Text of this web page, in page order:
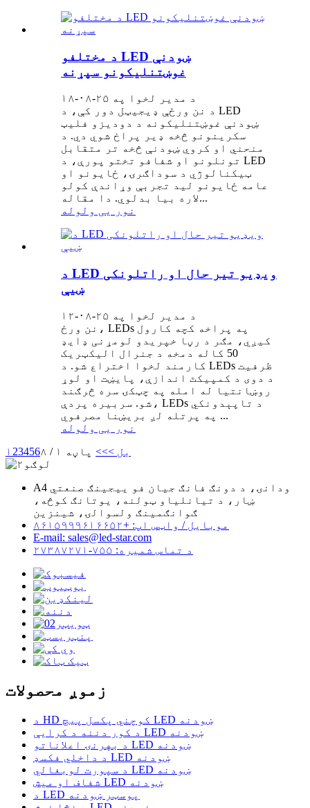
د مختلفو LED ښودنې
غوښتنلیکونو سپړنه
د مدیر لخوا په ۲۵-۰۸-۱۸
د نن ورځې ډیجیټل دور کې، د LED
ښودنې غوښتنلیکونه د دودیزو فلیټ
سکرینونو څخه ډیر پراخ شوي دي. د
منحني او کروي ښودنې څخه تر متقابل
تونلونو او شفافو تختو پورې، د LED
ټیکنالوژي د سوداګرۍ، ځایونو او
عامه ځایونو لید تجربې وړاندې کولو
لاره بیا بدلوي. دا مقاله...
نور یی ولوله
د LED ویډیو تیر حال او راتلونکی
ښیې
د مدیر لخوا په ۲۵-۰۸-۱۲
نن ورځ، LEDs په پراخه کچه کارول
کیږي، مګر د رڼا خپریدو لومړنی ډایډ
50 کاله دمخه د جنرال الیکټریک
کارمند لخوا اختراع شو. د LEDs ظرفیت
د دوی د کمپیکٹ اندازې، پایښت او لوړ
روښانتیا له امله په چټکۍ سره څرګند
شو. سربیره پردې، LEDs د تاپېدونکي
په پرتله لږ بریښنا مصرفوي ...
نور یی ولوله
۱ 23456 بل >>> پاڼه ۱ / ۸
A4 ودانۍ، د دونګ فانګ جیان فو ییجینګ صنعتي
ښار، د تیانلیاو ټولنه، یوتانګ کوڅه،
ګوانګمینګ ولسوالۍ، شینزین
موبایل / واټس اپ: +۸۶۱۵۹۹۹۶۱۶۶۵۲
E-mail: sales@led-star.com
د تماس شمیره: ۷۵۵-۲۷۳۸۷۲۷۱
زموږ محصولات
د HD کوچني پکسل پیچ LED ښودنه
د کور دننه د کرایې LED ښودنه
د بهرنۍ اعلاناتو LED ښودنه
د داخلي فکسډ LED ښودنه
د سپورت لوبغالي LED ښودنه
شفاف او میش LED ښودنه
د LED پوسټر ښودنه